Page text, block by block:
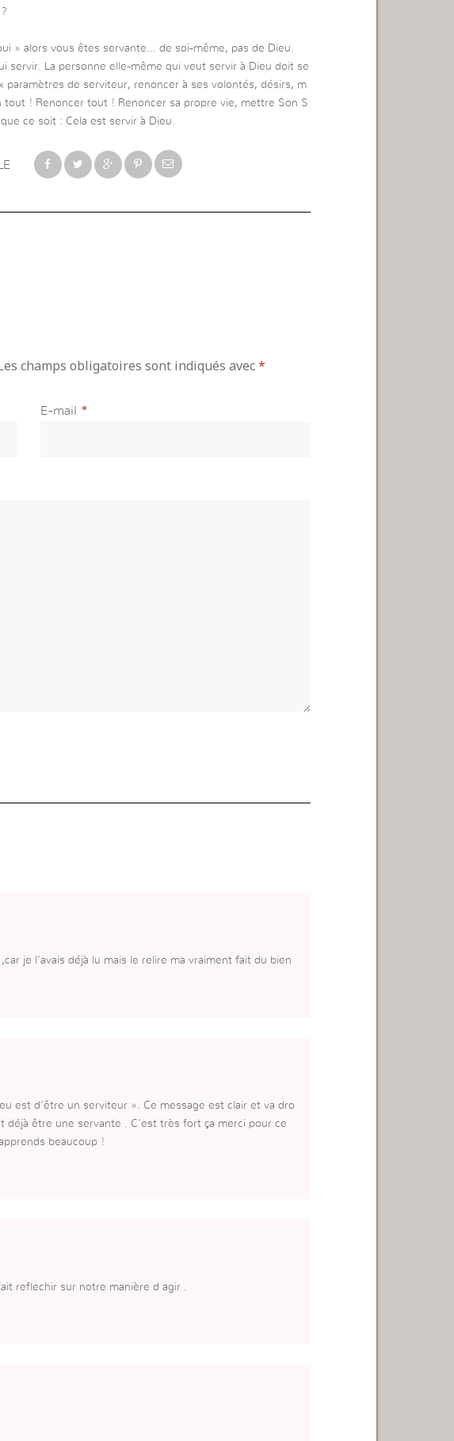
» alors vous êtes servante… de soi-même, pas de Dieu.
servir. La personne elle-même qui veut servir à Dieu doit se
paramètres de serviteur, renoncer à ses volontés, désirs, m
tout ! Renoncer tout ! Renoncer sa propre vie, mettre Son S
ce soit : Cela est servir à Dieu.
champs obligatoires sont indiqués avec*
E-mail *
je l’avais déjà lu mais le relire ma vraiment fait du bien
est d’être un serviteur ». Ce message est clair et va dro
déjà être une servante . C’est très fort ça merci pour ce
beaucoup !
reflechir sur notre manière d agir .